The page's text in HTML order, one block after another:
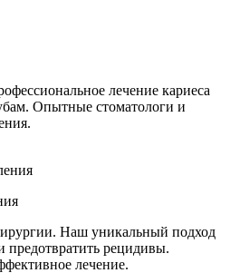
лечение кариеса
Опытные стоматологи и
Наш уникальный подход
предотвратить рецидивы.
лечение.